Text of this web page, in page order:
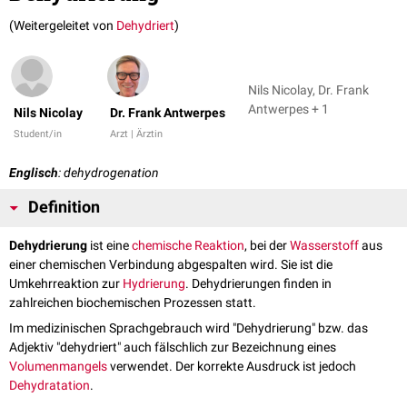
(Weitergeleitet von Dehydriert)
Nils Nicolay
Student/in
Dr. Frank Antwerpes
Arzt | Ärztin
Nils Nicolay, Dr. Frank
Antwerpes + 1
Englisch: dehydrogenation
Definition
Dehydrierung ist einechemische Reaktion, bei derWasserstoffaus
einer chemischen Verbindung abgespalten wird. Sie ist die
Umkehrreaktion zur Hydrierung. Dehydrierungen finden in
zahlreichen biochemischen Prozessen statt.
Im medizinischen Sprachgebrauch wird "Dehydrierung" bzw. das
Adjektiv "dehydriert" auch fälschlich zur Bezeichnung eines
Volumenmangelsverwendet. Der korrekte Ausdruck ist jedoch
Dehydratation.